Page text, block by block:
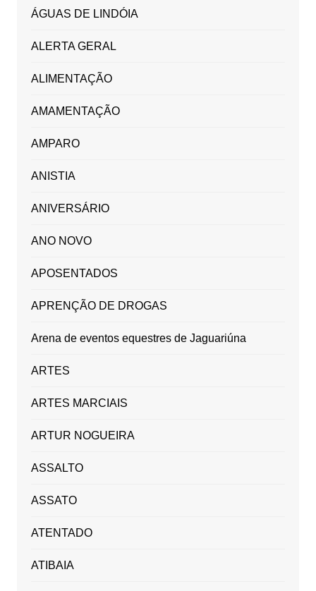
ÁGUAS DE LINDÓIA
ALERTA GERAL
ALIMENTAÇÃO
AMAMENTAÇÃO
AMPARO
ANISTIA
ANIVERSÁRIO
ANO NOVO
APOSENTADOS
APRENÇÃO DE DROGAS
Arena de eventos equestres de Jaguariúna
ARTES
ARTES MARCIAIS
ARTUR NOGUEIRA
ASSALTO
ASSATO
ATENTADO
ATIBAIA